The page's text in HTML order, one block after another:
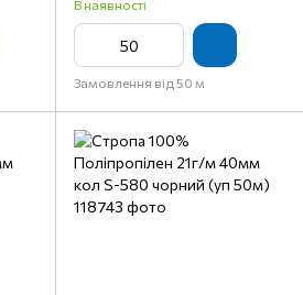
В наявності
Замовлення від 50 м